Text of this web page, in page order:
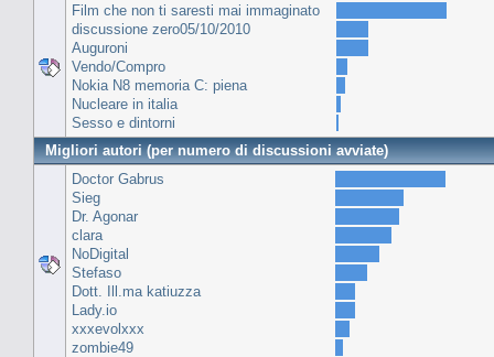
Film che non ti saresti mai immaginato
discussione zero05/10/2010
Auguroni
Vendo/Compro
Nokia N8 memoria C: piena
Nucleare in italia
Sesso e dintorni
Migliori autori (per numero di discussioni avviate)
Doctor Gabrus
Sieg
Dr. Agonar
clara
NoDigital
Stefaso
Dott. Ill.ma katiuzza
Lady.io
xxxevolxxx
zombie49